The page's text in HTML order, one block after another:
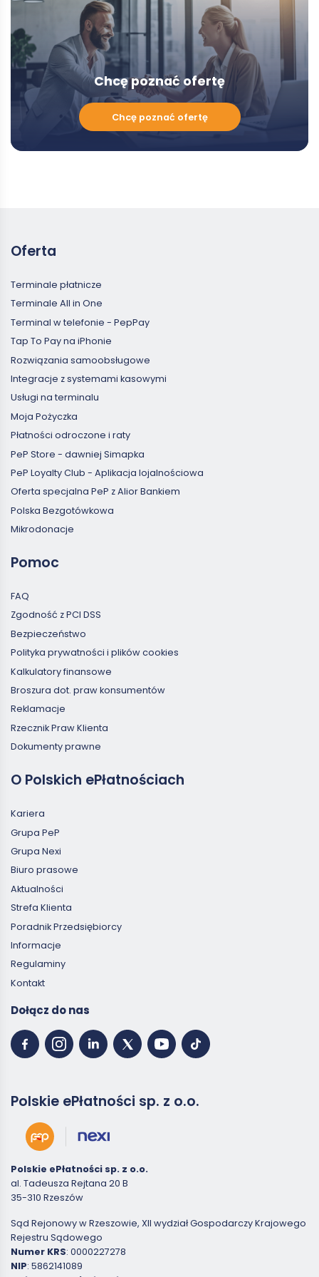
Chcę poznać ofertę
Chcę
Chcę poznać ofertę
Oferta
Terminale płatnicze
Terminale All in One
Terminal w telefonie - PepPay
Tap To Pay na iPhonie
Rozwiązania samoobsługowe
Integracje z systemami kasowymi
Usługi na terminalu
Moja Pożyczka
Płatności odroczone i raty
PeP Store - dawniej Simapka
PeP Loyalty Club - Aplikacja lojalnościowa
Oferta specjalna PeP z Alior Bankiem
Polska Bezgotówkowa
Mikrodonacje
Pomoc
FAQ
Zgodność z PCI DSS
Bezpieczeństwo
Polityka prywatności i plików cookies
Kalkulatory finansowe
Broszura dot. praw konsumentów
Reklamacje
Rzecznik Praw Klienta
Dokumenty prawne
O Polskich ePłatnościach
Kariera
Grupa PeP
Grupa Nexi
Biuro prasowe
Aktualności
Strefa Klienta
Poradnik Przedsiębiorcy
Informacje
Regulaminy
Kontakt
Dołącz do nas
Polskie ePłatności sp. z o.o.
Polskie ePłatności sp. z o.o.
al. Tadeusza Rejtana 20 B
35-310 Rzeszów
Sąd Rejonowy w Rzeszowie, XII wydział Gospodarczy Krajowego
Rejestru Sądowego
Numer KRS: 0000227278
NIP: 5862141089